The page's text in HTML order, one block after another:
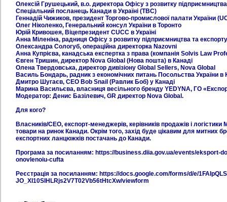
Олексій Грушецький, в.о. директора Офісу з розвитку
Спеціальний посланець Канади в Україні (TBC)
Геннадій Чижиков, президент Торгово-промислової палати України
Олег Ніколенко, Генеральний консул України в Торонто
Юрій Кривошея, Віцепрезидент CUCC в Україні
Анна Міленіна, радниця Офісу з розвитку підприємництва та експорту
Олександра Сологуб, операційна директорка Nazovni
Анна Купрієва, канадська експертка з права (компанія Solvis Law
Євген Тришин, директор Nova Global (Нова пошта) в Канаді
Олена Твердовська, директор дивізіону Global Sellers, Nova Global
Василь Бондарь, радник з економічних питань Посольства України в
Дмитро Шугаєв, CEO Bob Snail (Равлик Боб) у Канаді
Марина Васильєва, власниця весільного бренду YEDYNA, ГО
Модератор: Денис Базілевич, GR директор Nova Global.
Для кого?
Власників/СЕО, експорт-менеджерів, керівників продажів і
товари на ринок Канади. Окрім того, захід буде цікавим для митних
експортних ланцюжків постачань до Канади.
Програма за посиланням: https://business.diia.gov.ua/events/eksport-
onovlenoiu-cufta
Реєстрація за посиланням: https://docs.google.com/forms/d/e/
JO_XI10SIHLRjs2V7T02Vb56tHtcXw/viewform